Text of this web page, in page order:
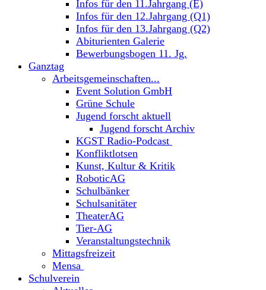
Infos für den 11.Jahrgang (E)
Infos für den 12.Jahrgang (Q1)
Infos für den 13.Jahrgang (Q2)
Abiturienten Galerie
Bewerbungsbogen 11. Jg.
Ganztag
Arbeitsgemeinschaften...
Event Solution GmbH
Grüne Schule
Jugend forscht aktuell
Jugend forscht Archiv
KGST Radio-Podcast
Konfliktlotsen
Kunst, Kultur & Kritik
RoboticAG
Schulbänker
Schulsanitäter
TheaterAG
Tier-AG
Veranstaltungstechnik
Mittagsfreizeit
Mensa
Schulverein